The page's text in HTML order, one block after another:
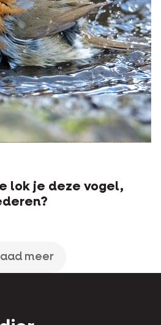
lok je deze vogel,
meer